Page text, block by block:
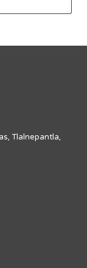
Tlalnepantla,